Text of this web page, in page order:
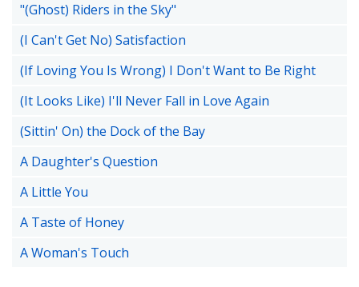
"(Ghost) Riders in the Sky"
(I Can't Get No) Satisfaction
(If Loving You Is Wrong) I Don't Want to Be Right
(It Looks Like) I'll Never Fall in Love Again
(Sittin' On) the Dock of the Bay
A Daughter's Question
A Little You
A Taste of Honey
A Woman's Touch